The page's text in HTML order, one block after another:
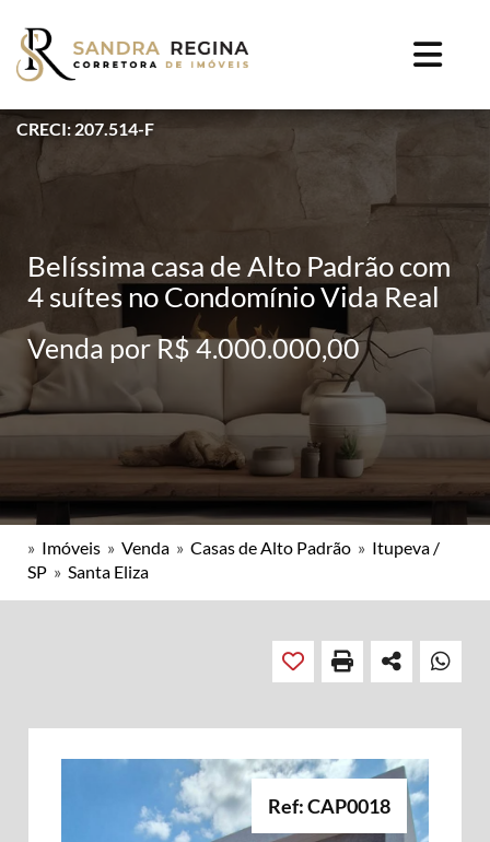
CRECI: 207.514-F
Belíssima casa de Alto Padrão com
4 suítes no Condomínio Vida Real
Venda por R$ 4.000.000,00
» Imóveis » Venda » Casas de Alto Padrão » Itupeva /
SP » Santa Eliza
Ref: CAP0018